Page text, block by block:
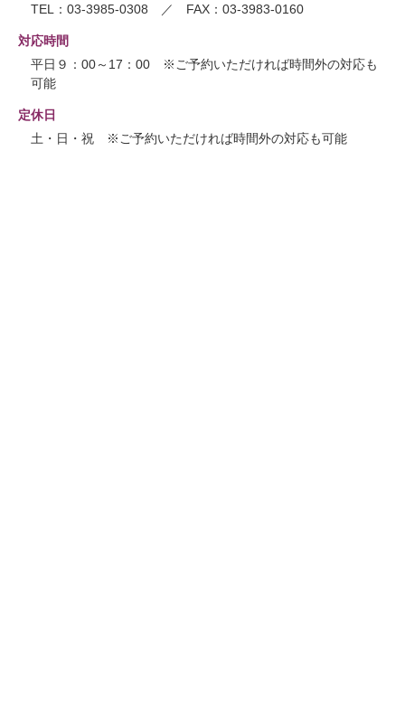
TEL：03-3985-0308 ／ FAX：03-3983-0160
対応時間
平日９：00～17：00 ※ご予約いただければ時間外の対応も
可能
定休日
土・日・祝 ※ご予約いただければ時間外の対応も可能